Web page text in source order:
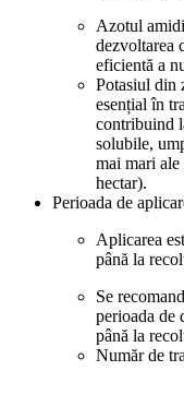
Azotul
dezvoltarea
eficientă a
Potasiul din
esențial în
contribuind
solubile,
mai mari
hectar).
Perioada de
Aplicarea
până la
Se
perioada de
până la
Număr de